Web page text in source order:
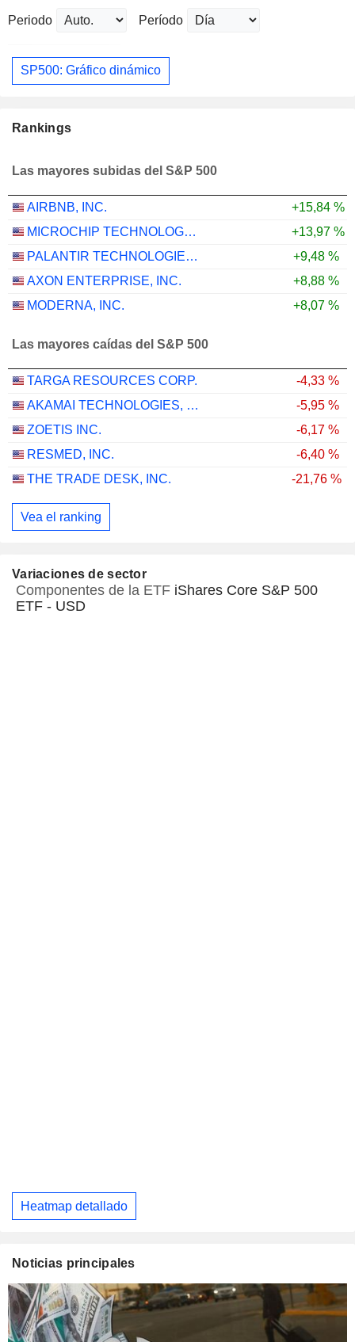
Periodo Período
SP500: Gráfico dinámico
Rankings
Las mayores subidas del S&P 500
AIRBNB, INC.
+15,84 %
MICROCHIP TECHNOLOGY INCORPORATED
+13,97 %
PALANTIR TECHNOLOGIES INC.
+9,48 %
AXON ENTERPRISE, INC.
+8,88 %
MODERNA, INC.
+8,07 %
Las mayores caídas del S&P 500
TARGA RESOURCES CORP.
-4,33 %
AKAMAI TECHNOLOGIES, INC.
-5,95 %
ZOETIS INC.
-6,17 %
RESMED, INC.
-6,40 %
THE TRADE DESK, INC.
-21,76 %
Vea el ranking
Variaciones de sector
Componentes de la ETF iShares Core S&P 500
ETF - USD
Heatmap detallado
Noticias principales